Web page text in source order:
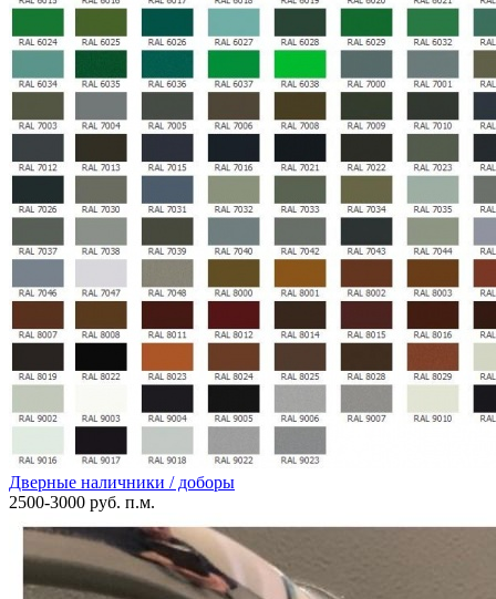
Дверные наличники / доборы
2500-3000 руб. п.м.